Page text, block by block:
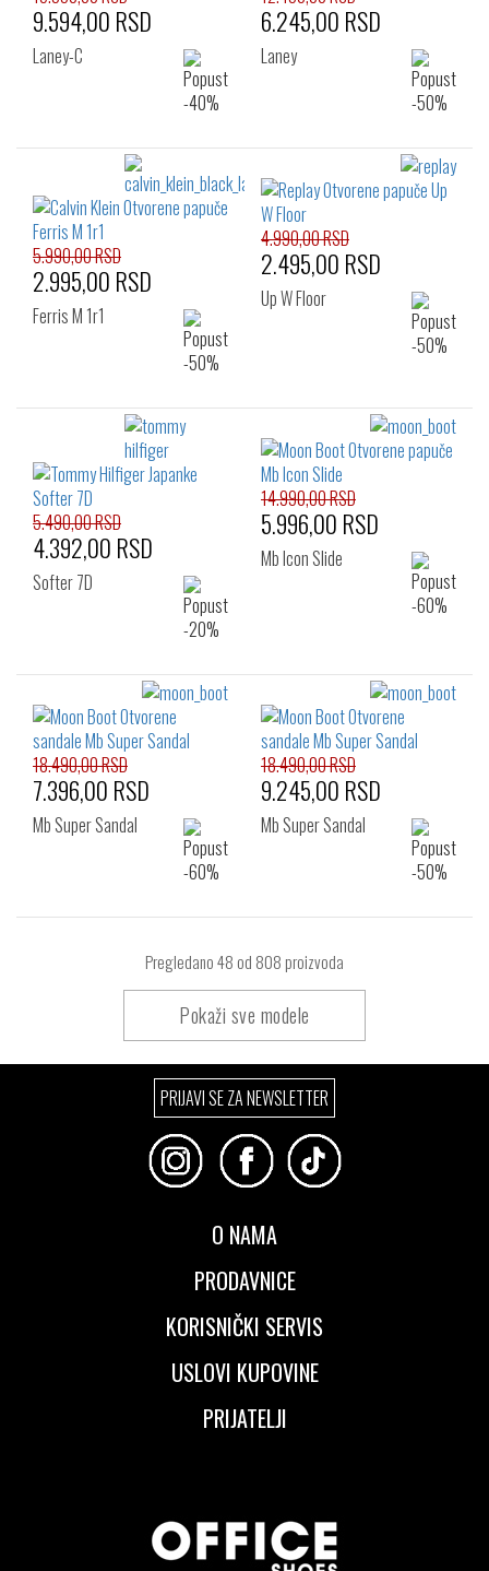
9.594,00 RSD
Laney-C
6.245,00 RSD
Laney
5.990,00 RSD
2.995,00 RSD
Ferris M 1r1
4.990,00 RSD
2.495,00 RSD
Up W Floor
5.490,00 RSD
4.392,00 RSD
Softer 7D
14.990,00 RSD
5.996,00 RSD
Mb Icon Slide
18.490,00 RSD
7.396,00 RSD
Mb Super Sandal
18.490,00 RSD
9.245,00 RSD
Mb Super Sandal
Pregledano48 od 808 proizvoda
Pokaži sve modele
PRIJAVI SE ZA NEWSLETTER
O NAMA
PRODAVNICE
KORISNIČKI SERVIS
USLOVI KUPOVINE
PRIJATELJI